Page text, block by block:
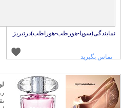
نمایندگی(سوپا-هورطب-هوراطب)درتبریز
تماس بگیرید